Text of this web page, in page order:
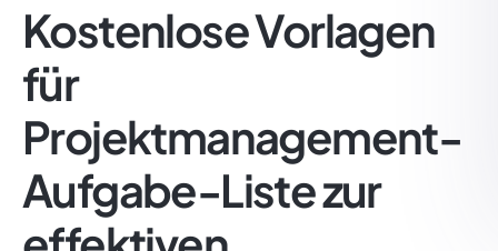
Kostenlose Vorlagen
für
Projektmanagement-
Aufgabe-Liste zur